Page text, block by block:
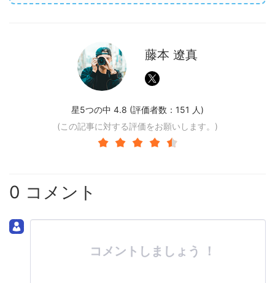
藤本 遼真
星5つの中 4.8 (評価者数： 151 人)
(この記事に対する評価をお願いします。)
0 コメント
コメントしましょう ！